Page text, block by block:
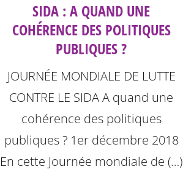
SIDA : A QUAND UNE
COHÉRENCE DES POLITIQUES
PUBLIQUES ?
JOURNÉE MONDIALE DE LUTTE
CONTRE LE SIDA A quand une
cohérence des politiques
publiques ? 1er décembre 2018
En cette Journée mondiale de (…)